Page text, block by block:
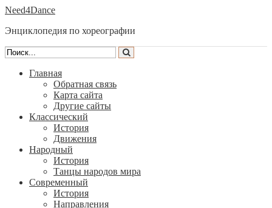
Need4Dance
Энциклопедия по хореографии
Главная
Обратная связь
Карта сайта
Другие сайты
Классический
История
Движения
Народный
История
Танцы народов мира
Современный
История
Направления